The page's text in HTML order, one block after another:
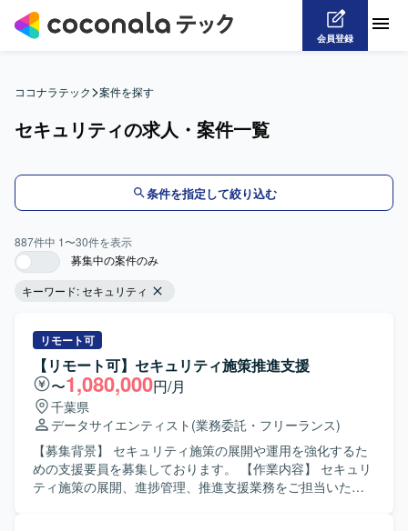
会員登録
ココナラテック>案件を探す
セキュリティの求人・案件一覧
条件を指定して絞り込む
887件中 1〜30件を表示
募集中の案件のみ
キーワード:セキュリティ
リモート可
【リモート可】セキュリティ施策推進支援
〜1,080,000円/月
千葉県
データサイエンティスト (業務委託・フリーランス)
【募集背景】 セキュリティ施策の展開や運用を強化するた
めの支援要員を募集しております。 【作業内容】 セキュリ
ティ施策の展開、進捗管理、推進支援業務をご担当いただ